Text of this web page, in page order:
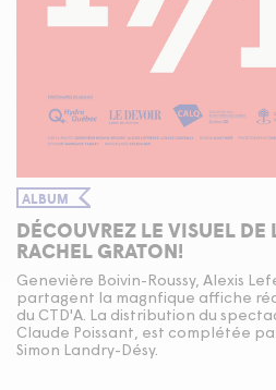
ALBUM
DÉCOUVREZ LE VISUEL DE
RACHEL GRATON!
Genevière Boivin-Roussy, Alexis
partagent la magnfique affiche
du CTD'A. La distribution du
Claude Poissant, est complétée
Simon Landry-Désy.